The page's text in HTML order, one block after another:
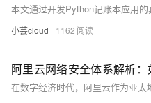
小芸cloud 1162